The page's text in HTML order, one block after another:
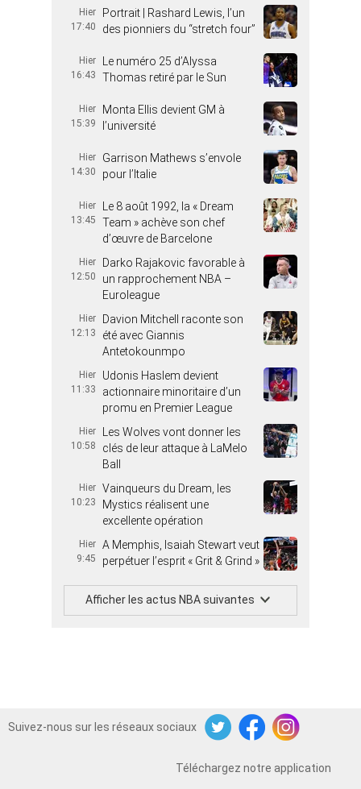
Hier
17:40
Portrait | Rashard Lewis, l’un
des pionniers du “stretch four”
Hier
16:43
Le numéro 25 d’Alyssa
Thomas retiré par le Sun
Hier
15:39
Monta Ellis devient GM à
l’université
Hier
14:30
Garrison Mathews s’envole
pour l’Italie
Hier
13:45
Le 8 août 1992, la « Dream
Team » achève son chef
d’œuvre de Barcelone
Hier
12:50
Darko Rajakovic favorable à
un rapprochement NBA –
Euroleague
Hier
12:13
Davion Mitchell raconte son
été avec Giannis
Antetokounmpo
Hier
11:33
Udonis Haslem devient
actionnaire minoritaire d’un
promu en Premier League
Hier
10:58
Les Wolves vont donner les
clés de leur attaque à LaMelo
Ball
Hier
10:23
Vainqueurs du Dream, les
Mystics réalisent une
excellente opération
Hier
9:45
A Memphis, Isaiah Stewart veut
perpétuer l’esprit « Grit & Grind »
Afficher les actus NBA suivantes
Suivez-nous sur les réseaux sociaux
TwitterFacebookInstagram
Téléchargez notre application